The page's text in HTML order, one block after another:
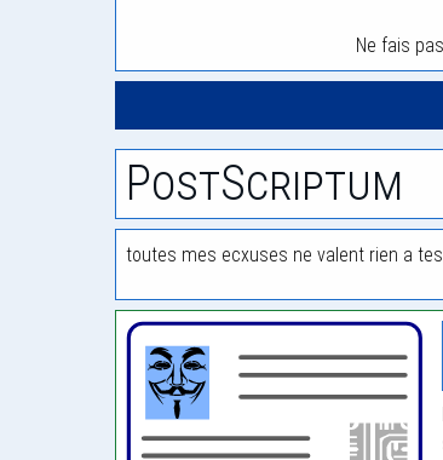
Ne fais
PostScriptum
toutes mes ecxuses ne valent rien a